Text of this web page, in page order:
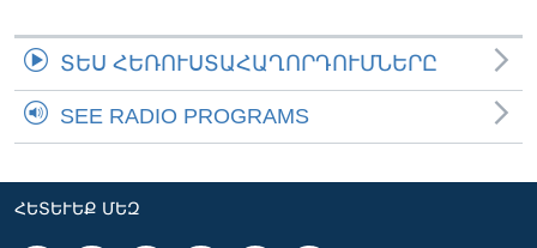
ՏԵՍ ՀԵՌՈՒՍՏԱՀԱՂՈՐԴՈՒՄՆԵՐԸ
SEE RADIO PROGRAMS
ՀԵՏԵՒԵՔ ՄԵԶ